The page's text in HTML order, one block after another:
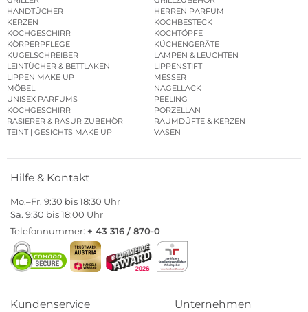
HANDTÜCHER
HERREN PARFUM
KERZEN
KOCHBESTECK
KOCHGESCHIRR
KOCHTÖPFE
KÖRPERPFLEGE
KÜCHENGERÄTE
KUGELSCHREIBER
LAMPEN & LEUCHTEN
LEINTÜCHER & BETTLAKEN
LIPPENSTIFT
LIPPEN MAKE UP
MESSER
MÖBEL
NAGELLACK
UNISEX PARFUMS
PEELING
KOCHGESCHIRR
PORZELLAN
RASIERER & RASUR ZUBEHÖR
RAUMDÜFTE & KERZEN
TEINT | GESICHTS MAKE UP
VASEN
Hilfe & Kontakt
Mo.–Fr. 9:30 bis 18:30 Uhr
Sa. 9:30 bis 18:00 Uhr
Telefonnummer: + 43 316 / 870-0
Kundenservice Unternehmen